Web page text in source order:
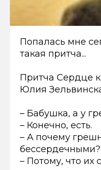
Попалась мне
такая притча...
Притча Сердце
Юлия
– Бабушка, а у
– Конечно, есть.
– А почему
бессердечными?
– Потому, что их